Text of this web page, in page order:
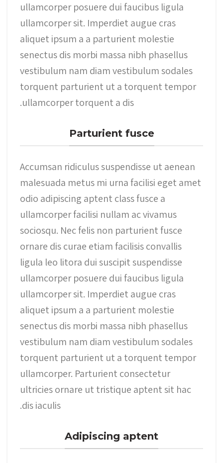
ullamcorper posuere dui faucibus ligula
ullamcorper sit. Imperdiet augue cras
aliquet ipsum a a parturient molestie
senectus dis morbi massa nibh phasellus
vestibulum nam diam vestibulum sodales
torquent parturient ut a torquent tempor
ullamcorper torquent a dis.
Parturient fusce
Accumsan ridiculus suspendisse ut aenean
malesuada metus mi urna facilisi eget amet
odio adipiscing aptent class fusce a
ullamcorper facilisi nullam ac vivamus
sociosqu. Nec felis non parturient fusce
ornare dis curae etiam facilisis convallis
ligula leo litora dui suscipit suspendisse
ullamcorper posuere dui faucibus ligula
ullamcorper sit. Imperdiet augue cras
aliquet ipsum a a parturient molestie
senectus dis morbi massa nibh phasellus
vestibulum nam diam vestibulum sodales
torquent parturient ut a torquent tempor
ullamcorper. Parturient consectetur
ultricies ornare ut tristique aptent sit hac
dis iaculis.
Adipiscing aptent